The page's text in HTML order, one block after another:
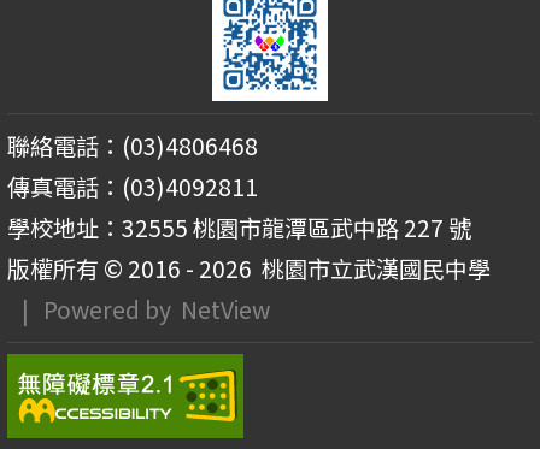
聯絡電話：(03)4806468
傳真電話：(03)4092811
學校地址：32555 桃園市龍潭區武中路 227 號
版權所有 © 2016 - 2026 桃園市立武漢國民中學
| Powered by NetView